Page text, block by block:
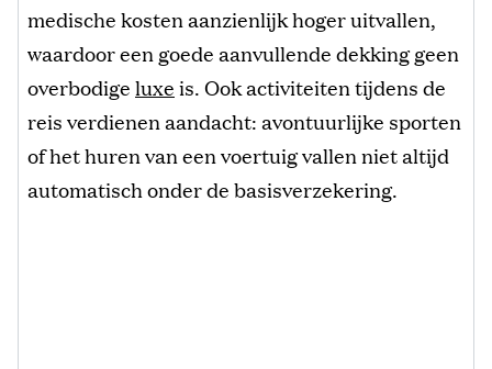
medische kosten aanzienlijk hoger uitvallen,
waardoor een goede aanvullende dekking geen
overbodigeluxeis. Ook activiteiten tijdens de
reis verdienen aandacht: avontuurlijke sporten
of het huren van een voertuig vallen niet altijd
automatisch onder de basisverzekering.